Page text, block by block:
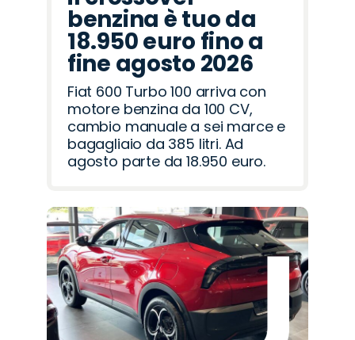
benzina è tuo da
18.950 euro fino a
fine agosto 2026
Fiat 600 Turbo 100 arriva con
motore benzina da 100 CV,
cambio manuale a sei marce e
bagagliaio da 385 litri. Ad
agosto parte da 18.950 euro.